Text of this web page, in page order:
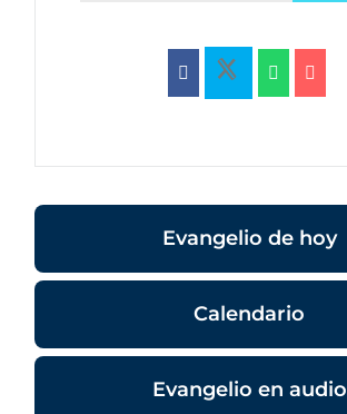
Evangelio de hoy
Calendario
Evangelio en audio